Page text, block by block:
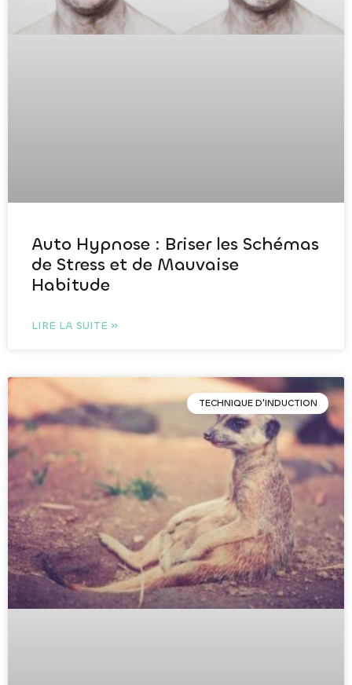
Auto Hypnose : Briser les Schémas
de Stress et de Mauvaise
Habitude
LIRE LA SUITE »
TECHNIQUE D'INDUCTION